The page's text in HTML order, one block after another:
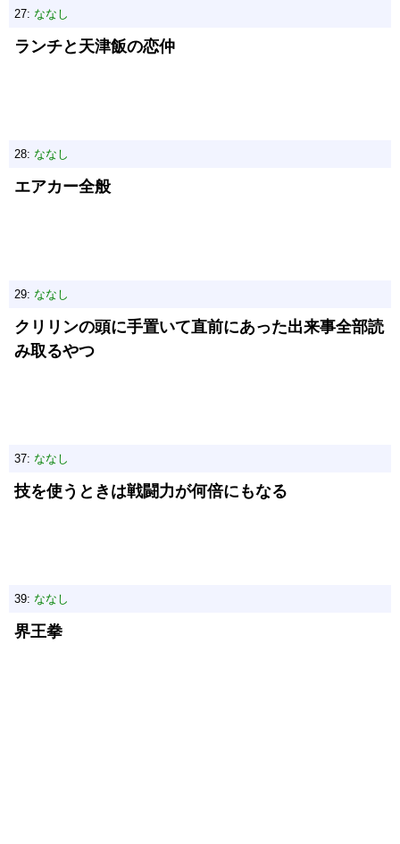
27: ななし
ランチと天津飯の恋仲
28: ななし
エアカー全般
29: ななし
クリリンの頭に手置いて直前にあった出来事全部読
み取るやつ
37: ななし
技を使うときは戦闘力が何倍にもなる
39: ななし
界王拳